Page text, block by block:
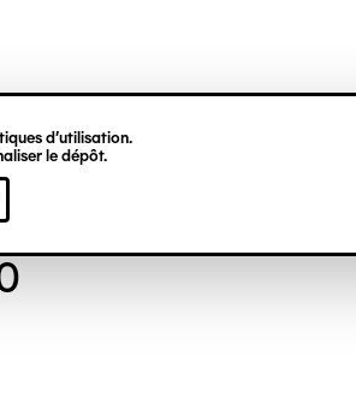
d’utilisation.
le dépôt.
van GENK